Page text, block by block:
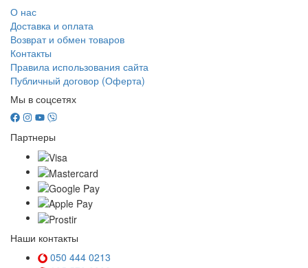
О нас
Доставка и оплата
Возврат и обмен товаров
Контакты
Правила использования сайта
Публичный договор (Оферта)
Мы в соцсетях
Партнеры
Наши контакты
050 444 0213